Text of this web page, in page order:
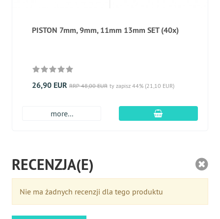
PISTON 7mm, 9mm, 11mm 13mm SET (40x)
26,90 EUR RRP 48,00 EUR ty zapisz 44% (21,10 EUR)
more... dodaj do
RECENZJA(E)
Nie ma żadnych recenzji dla tego produktu